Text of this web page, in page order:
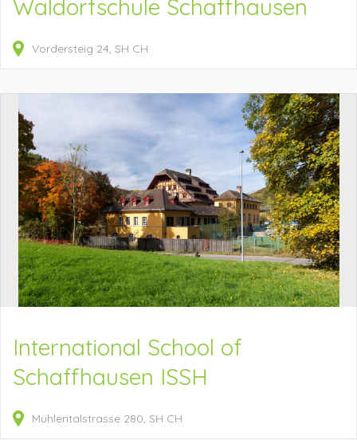
Waldorfschule Schaffhausen
Vordersteig 24 SH CH
International School of
Schaffhausen ISSH
Mühlentalstrasse 280 SH CH